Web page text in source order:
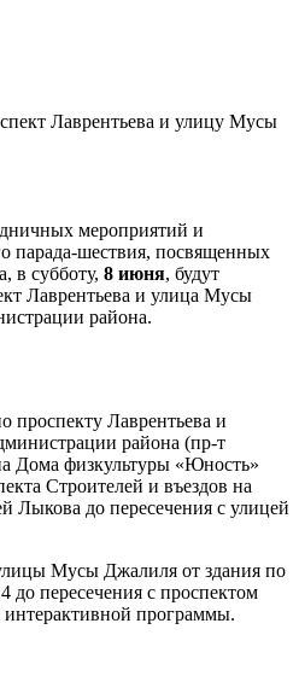
Лаврентьева и улицу Мусы
мероприятий и
парада-шествия, посвященных
в субботу, 8 июня, будут
Лаврентьева и улица Мусы
района.
проспекту Лаврентьева и
района (пр-т
Дома физкультуры «Юность»
Строителей и въездов на
Лыкова до пересечения с улицей
Мусы Джалиля от здания по
пересечения с проспектом
интерактивной программы.